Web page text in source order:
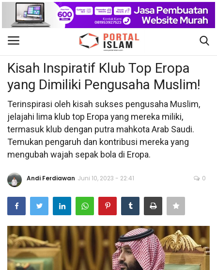
Gabung Daftar
Beranda
Kontak
Berita Islam
Nasional
Khutbah Jumat
Pendidikan
Bisnis
Internasional
Kisah Inspiratif Klub Top Eropa
yang Dimiliki Pengusaha Muslim!
Terinspirasi oleh kisah sukses pengusaha Muslim,
jelajahi lima klub top Eropa yang mereka miliki,
termasuk klub dengan putra mahkota Arab Saudi.
Temukan pengaruh dan kontribusi mereka yang
mengubah wajah sepak bola di Eropa.
Andi Ferdiawan Juni 10, 2023 - 22:41 0